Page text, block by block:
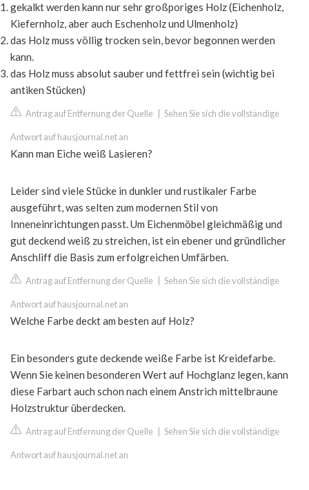
gekalkt werden kann nur sehr großporiges Holz (Eichenholz,
Kiefernholz, aber auch Eschenholz und Ulmenholz)
das Holz muss völlig trocken sein, bevor begonnen werden
kann.
das Holz muss absolut sauber und fettfrei sein (wichtig bei
antiken Stücken)
Antrag auf Entfernung der Quelle Sehen Sie sich die vollständige
Antwort auf hausjournal.net an
Kann man Eiche weiß Lasieren?
Leider sind viele Stücke in dunkler und rustikaler Farbe
ausgeführt, was selten zum modernen Stil von
Inneneinrichtungen passt. Um Eichenmöbel gleichmäßig und
gut deckend weiß zu streichen, ist ein ebener und gründlicher
Anschliff die Basis zum erfolgreichen Umfärben.
Antrag auf Entfernung der Quelle Sehen Sie sich die vollständige
Antwort auf hausjournal.net an
Welche Farbe deckt am besten auf Holz?
Ein besonders gute deckende weiße Farbe ist Kreidefarbe.
Wenn Sie keinen besonderen Wert auf Hochglanz legen, kann
diese Farbart auch schon nach einem Anstrich mittelbraune
Holzstruktur überdecken.
Antrag auf Entfernung der Quelle Sehen Sie sich die vollständige
Antwort auf hausjournal.net an